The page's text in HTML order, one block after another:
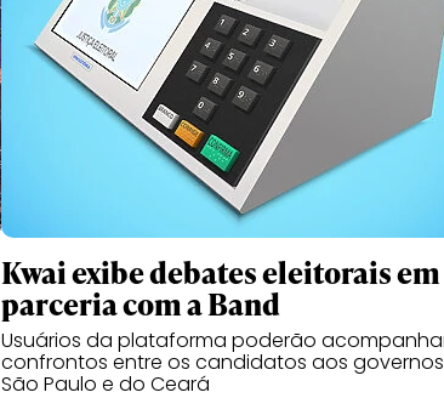
Kwai exibe debates eleitorais em
parceria com a Band
Usuários da plataforma poderão
confrontos entre os candidatos aos
São Paulo e do Ceará